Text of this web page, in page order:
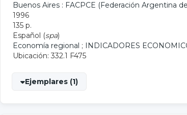
Buenos Aires : FACPCE (Federación Argentina
1996
135 p.
Español (spa)
Economía regional ; INDICADORES
Ubicación: 332.1 F475
Ejemplares (1)